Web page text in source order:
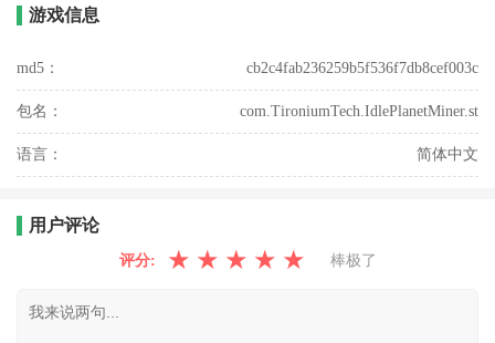
游戏信息
md5： cb2c4fab236259b5f536f7db8cef003c
包名： com.TironiumTech.IdlePlanetMiner.st
语言： 简体中文
用户评论
评分: ★ ★ ★ ★ ★ 棒极了